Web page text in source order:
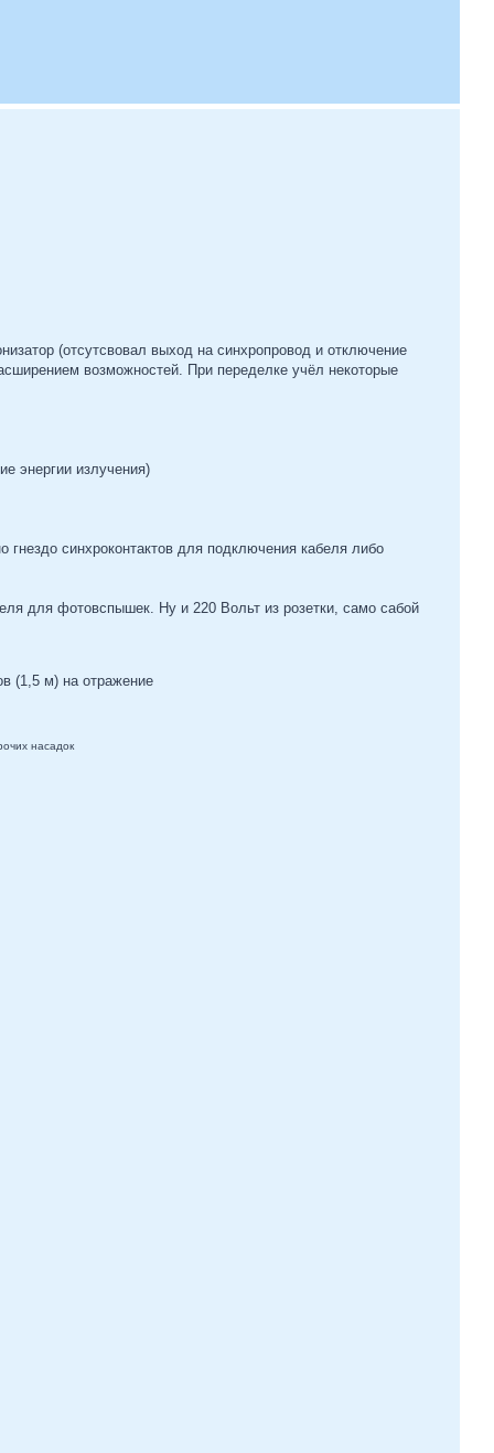
(отсутсвовал выход на синхропровод и отключение
возможностей. При переделке учёл некоторые
энергии излучения)
синхроконтактов для подключения кабеля либо
для фотовспышек. Ну и 220 Вольт из розетки, само сабой
(1,5 м) на отражение
насадок